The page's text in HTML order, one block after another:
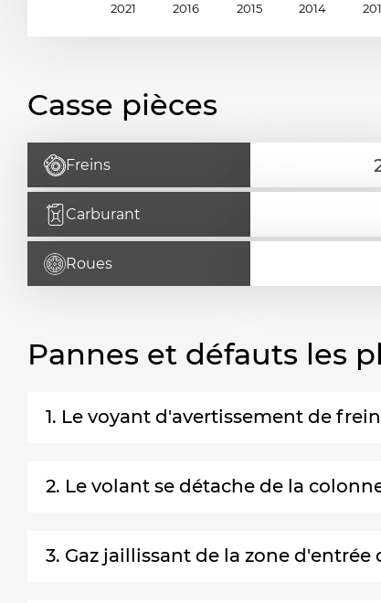
2021 2016 2015 2014
Casse pièces
Freins
Carburant
Roues
Pannes et défauts les
1. Le voyant d'avertissement de
2. Le volant se détache de la
3. Gaz jaillissant de la zone